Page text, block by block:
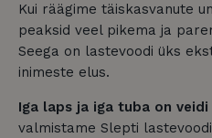
Kui räägime täiskasvanute
peaksid veel pikema ja
Seega on lastevoodi üks
inimeste elus.
Iga laps ja iga tuba on veidi
valmistame Slepti